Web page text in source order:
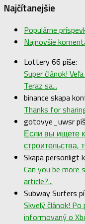
Najčítanejšie
Populárne
Najnovšie
Lottery 66 píše:
Super článok!
Teraz sa...
binance skapa
Thanks for
gotovye_uwsr
Если вы ищете
строительства,
Skapa personligt
Can you be
article?...
Subway Surfers
Skvelý článok!
informovaný o